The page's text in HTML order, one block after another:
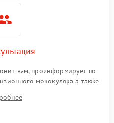
вам, проинформирует по
монокуляра а также